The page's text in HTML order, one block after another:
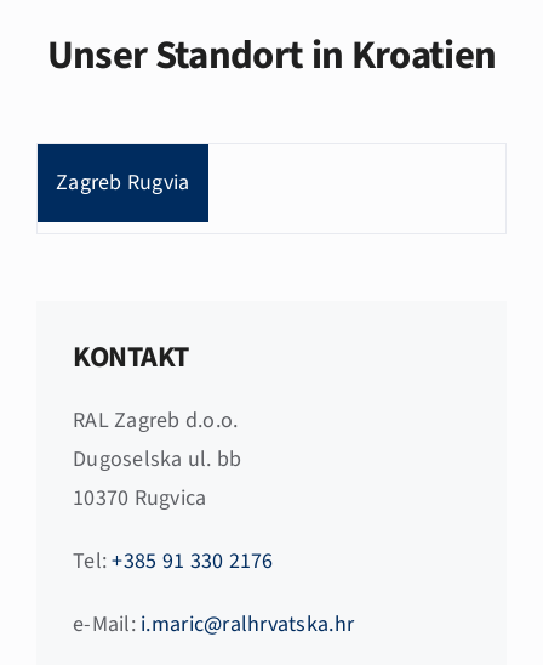
Unser Standort in Kroatien
Zagreb Rugvia
KONTAKT
RAL Zagreb d.o.o.
Dugoselska ul. bb
10370 Rugvica
Tel:+385 91 330 2176
e-Mail: i.maric@ralhrvatska.hr